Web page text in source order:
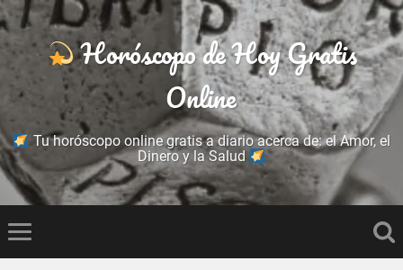
Horóscopo de Hoy Gratis
Online
Tu horóscopo online gratis a diario acerca de: el Amor, el
Dinero y la Salud